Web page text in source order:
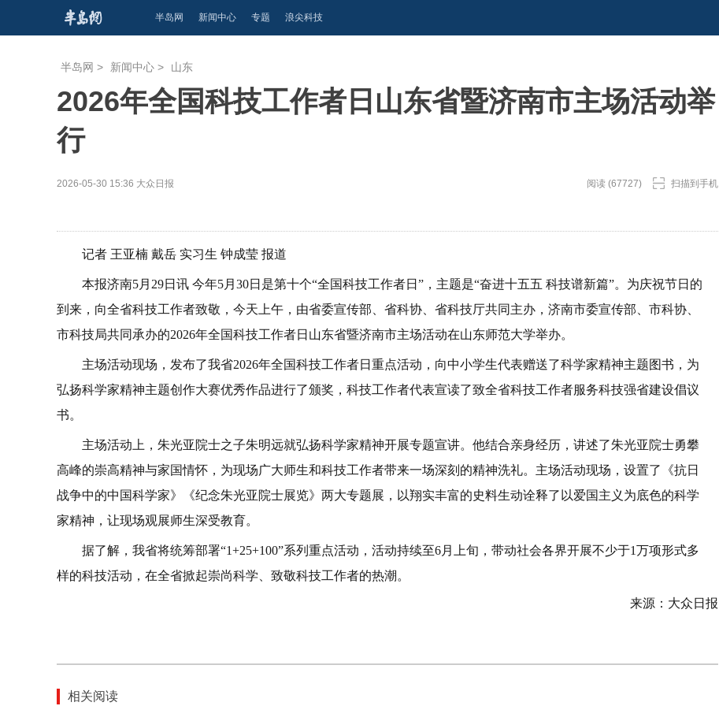
半岛网 新闻中心 专题 浪尖科技
半岛网 > 新闻中心 > 山东
2026年全国科技工作者日山东省暨济南市主场活动举
行
2026-05-30 15:36 大众日报 阅读 (67727) 扫描到手机
记者 王亚楠 戴岳 实习生 钟成莹 报道
本报济南5月29日讯 今年5月30日是第十个“全国科技工作者日”，主题是“奋进十五五 科技谱新篇”。为庆祝节日的
到来，向全省科技工作者致敬，今天上午，由省委宣传部、省科协、省科技厅共同主办，济南市委宣传部、市科协、
市科技局共同承办的2026年全国科技工作者日山东省暨济南市主场活动在山东师范大学举办。
主场活动现场，发布了我省2026年全国科技工作者日重点活动，向中小学生代表赠送了科学家精神主题图书，为
弘扬科学家精神主题创作大赛优秀作品进行了颁奖，科技工作者代表宣读了致全省科技工作者服务科技强省建设倡议
书。
主场活动上，朱光亚院士之子朱明远就弘扬科学家精神开展专题宣讲。他结合亲身经历，讲述了朱光亚院士勇攀
高峰的崇高精神与家国情怀，为现场广大师生和科技工作者带来一场深刻的精神洗礼。主场活动现场，设置了《抗日
战争中的中国科学家》《纪念朱光亚院士展览》两大专题展，以翔实丰富的史料生动诠释了以爱国主义为底色的科学
家精神，让现场观展师生深受教育。
据了解，我省将统筹部署“1+25+100”系列重点活动，活动持续至6月上旬，带动社会各界开展不少于1万项形式多
样的科技活动，在全省掀起崇尚科学、致敬科技工作者的热潮。
来源：大众日报
相关阅读